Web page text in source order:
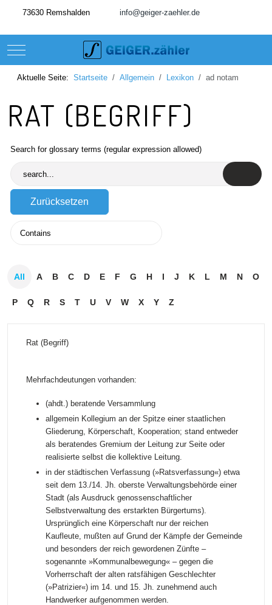
73630 Remshalden info@geiger-zaehler.de
Mobile Menu Toggle
Aktuelle Seite: Startseite Allgemein Lexikon ad notam
RAT (BEGRIFF)
Search for glossary terms (regular expression allowed)
All A B C D E F G H I J K L M N O
P Q R S T U V W X Y Z
Rat (Begriff)
Mehrfachdeutungen vorhanden:
(ahdt.) beratende Versammlung
allgemein Kollegium an der Spitze einer staatlichen
Gliederung, Körperschaft, Kooperation; stand entweder
als beratendes Gremium der Leitung zur Seite oder
realisierte selbst die kollektive Leitung.
in der städtischen Verfassung (»Ratsverfassung«) etwa
seit dem 13./14. Jh. oberste Verwaltungsbehörde einer
Stadt (als Ausdruck genossenschaftlicher
Selbstverwaltung des erstarkten Bürgertums).
Ursprünglich eine Körperschaft nur der reichen
Kaufleute, mußten auf Grund der Kämpfe der Gemeinde
und besonders der reich gewordenen Zünfte –
sogenannte »Kommunalbewegung« – gegen die
Vorherrschaft der alten ratsfähigen Geschlechter
(»Patrizier«) im 14. und 15. Jh. zunehmend auch
Handwerker aufgenommen werden.